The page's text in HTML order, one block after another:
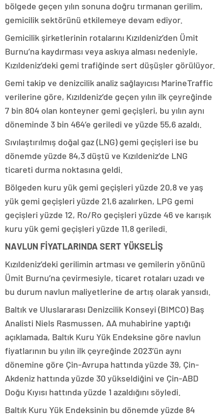
bölgede geçen yılın sonuna doğru tırmanan gerilim,
gemicilik sektörünü etkilemeye devam ediyor.
Gemicilik şirketlerinin rotalarını Kızıldeniz’den Ümit
Burnu’na kaydırması veya askıya alması nedeniyle,
Kızıldeniz’deki gemi trafiğinde sert düşüşler görülüyor.
Gemi takip ve denizcilik analiz sağlayıcısı MarineTraffic
verilerine göre, Kızıldeniz’de geçen yılın ilk çeyreğinde
7 bin 804 olan konteyner gemi geçişleri, bu yılın aynı
döneminde 3 bin 464’e geriledi ve yüzde 55,6 azaldı.
Sıvılaştırılmış doğal gaz (LNG) gemi geçişleri ise bu
dönemde yüzde 84,3 düştü ve Kızıldeniz’de LNG
ticareti durma noktasına geldi.
Bölgeden kuru yük gemi geçişleri yüzde 20,8 ve yaş
yük gemi geçişleri yüzde 21,6 azalırken, LPG gemi
geçişleri yüzde 12, Ro/Ro geçişleri yüzde 46 ve karışık
kuru yük gemi geçişleri yüzde 11,8 geriledi.
NAVLUN FİYATLARINDA SERT YÜKSELİŞ
Kızıldeniz’deki gerilimin artması ve gemilerin yönünü
Ümit Burnu’na çevirmesiyle, ticaret rotaları uzadı ve
bu durum navlun maliyetlerine de artış olarak yansıdı.
Baltık ve Uluslararası Denizcilik Konseyi (BIMCO) Baş
Analisti Niels Rasmussen, AA muhabirine yaptığı
açıklamada, Baltık Kuru Yük Endeksine göre navlun
fiyatlarının bu yılın ilk çeyreğinde 2023’ün aynı
dönemine göre Çin-Avrupa hattında yüzde 39, Çin-
Akdeniz hattında yüzde 30 yükseldiğini ve Çin-ABD
Doğu Kıyısı hattında yüzde 1 azaldığını söyledi.
Baltık Kuru Yük Endeksinin bu dönemde yüzde 84